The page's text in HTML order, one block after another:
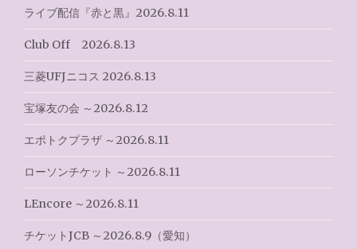
ナ
ビ
ゲ
ー
シ
ョ
ン
ライブ配信『赤と黒』2026.8.11
Club Off 2026.8.13
三菱UFJニコス 2026.8.13
宝塚友の会 ～2026.8.12
エポトクプラザ ～2026.8.11
ローソンチケット ～2026.8.11
LEncore ～2026.8.11
チケットJCB ～2026.8.9（愛知）